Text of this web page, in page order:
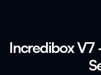
Incredibox V7